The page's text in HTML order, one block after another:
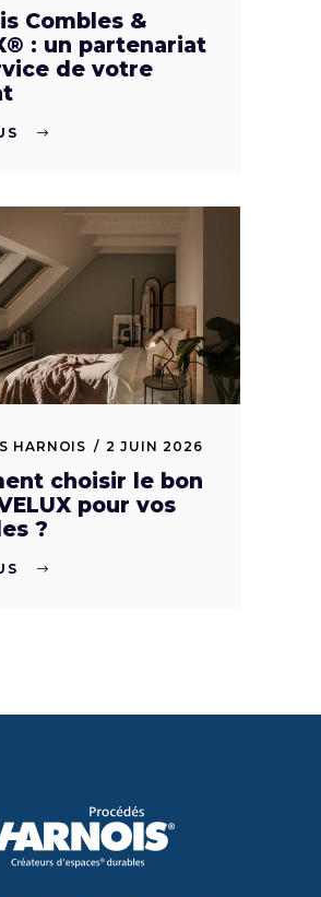
Combles &
: un partenariat
de votre
HARNOIS 2 JUIN 2026
choisir le bon
pour vos
?